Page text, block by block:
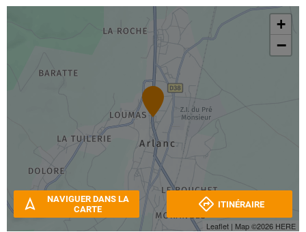
+
−
Leaflet | Map ©2026 HERE
NAVIGUER DANS LA
CARTE
ITINÉRAIRE